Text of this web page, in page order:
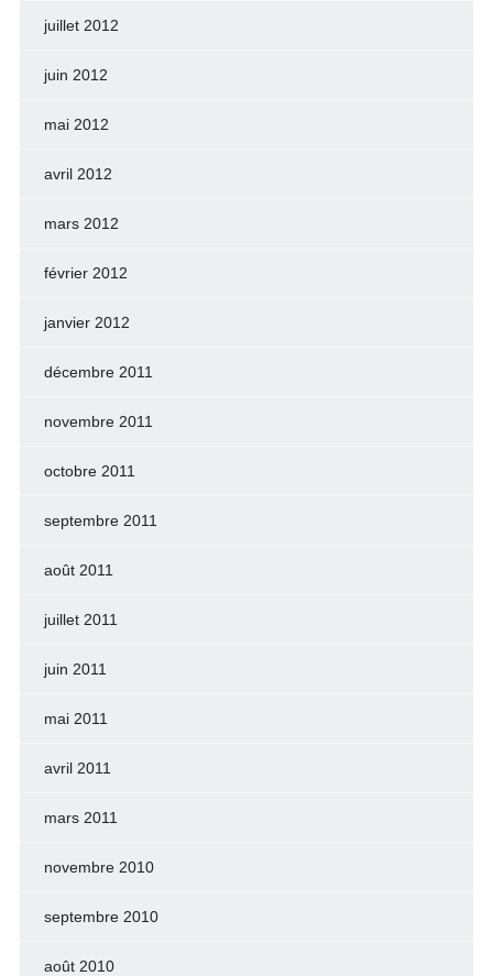
juillet 2012
juin 2012
mai 2012
avril 2012
mars 2012
février 2012
janvier 2012
décembre 2011
novembre 2011
octobre 2011
septembre 2011
août 2011
juillet 2011
juin 2011
mai 2011
avril 2011
mars 2011
novembre 2010
septembre 2010
août 2010